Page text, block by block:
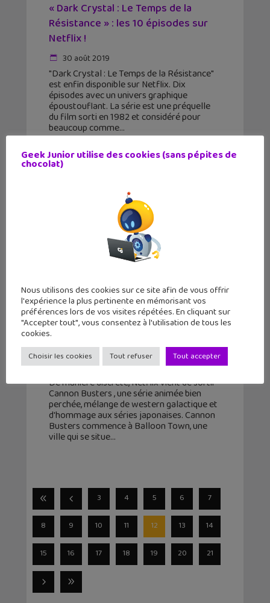
« Dark Crystal : Le Temps de la
Résistance » : les 10 épisodes sur
Netflix !
30 août 2019
"Dark Crystal : Le Temps de la Résistance"
est enfin disponible sur Netflix. Dix
épisodes avec un univers graphique
époustouflant. La série est une préquelle
du film sorti en 1982 et considéré pour
beaucoup comme
Cannon Busters, le nouvel anime
Netflix complètement geek !
16 août 2019
De manière discrète, Netflix vient de sortir
Cannon Busters , une série animée bien
perchée, mélange de western galactique et
d'hommage aux séries japonaises. Cannon
Busters commence à Balloon Town, une
ville qui se situe
3 4 5 6 7
8 9 10 11 12 13 14
15 16 17 18 19 20 21
Geek Junior utilise des cookies (sans pépites de
chocolat)
Nous utilisons des cookies sur ce site afin de vous offrir
l'expérience la plus pertinente en mémorisant vos
préférences lors de vos visites répétées. En cliquant sur
"Accepter tout", vous consentez à l'utilisation de tous les
cookies.
Choisir les cookies Tout refuser Tout accepter